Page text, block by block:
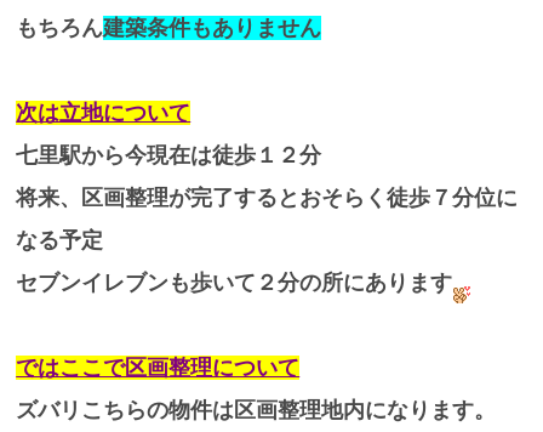
もちろん建築条件もありません
次は立地について
七里駅から今現在は徒歩１２分
将来、区画整理が完了するとおそらく徒歩７分位に
なる予定
セブンイレブンも歩いて２分の所にあります
ではここで区画整理について
ズバリこちらの物件は区画整理地内になります。